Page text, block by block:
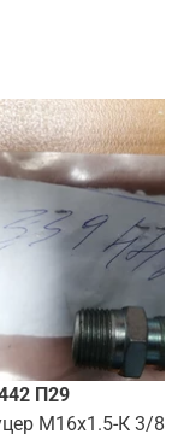
П29
М16х1.5-К 3/8"